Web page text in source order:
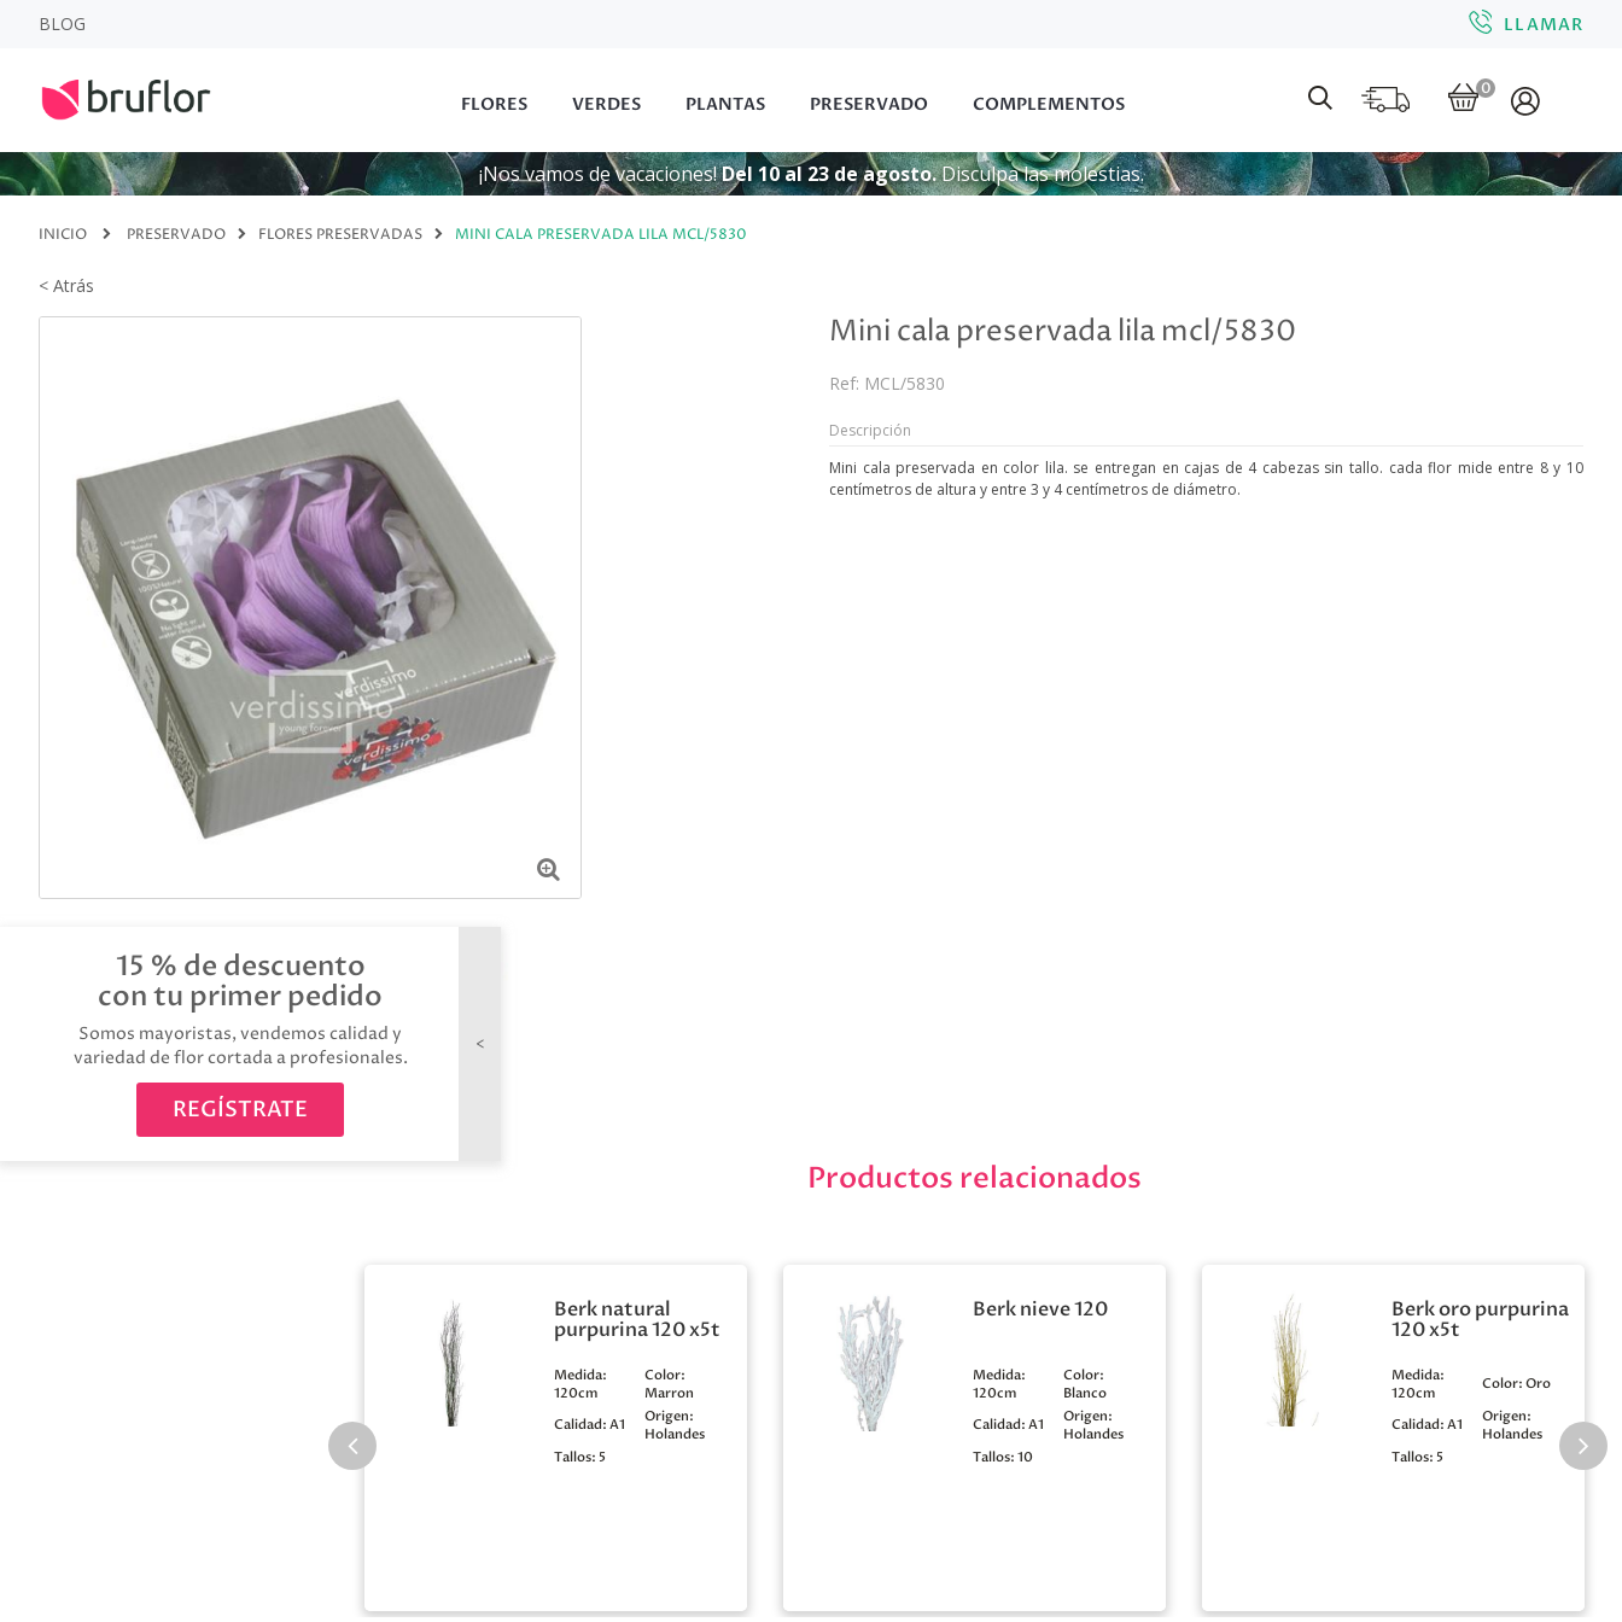
15 % de descuento
con tu primer pedido
Somos mayoristas, vendemos calidad y
variedad de flor cortada a profesionales.
REGÍSTRATE
BLOG LLAMAR
0
FLORES VERDES PLANTAS PRESERVADO COMPLEMENTOS
¡Nos vamos de vacaciones!Del 10 al 23 de agosto.Disculpa las molestias.
INICIO PRESERVADO FLORES PRESERVADAS MINI CALA PRESERVADA LILA MCL/5830
< Atrás
Mini cala preservada lila mcl/5830
Ref: MCL/5830
Descripción
Mini cala preservada en color lila. se entregan en cajas de 4 cabezas sin tallo. cada flor mide entre 8 y 10
centímetros de altura y entre 3 y 4 centímetros de diámetro.
Productos relacionados
Berk natural
purpurina 120 x5t
Medida:
120cm
Color:
Marron
Calidad: A1
Origen:
Holandes
Tallos: 5
Berk nieve 120
Medida:
120cm
Color:
Blanco
Calidad: A1
Origen:
Holandes
Tallos: 10
Berk oro purpurina
120 x5t
Medida:
120cm
Color: Oro
Calidad: A1
Origen:
Holandes
Tallos: 5